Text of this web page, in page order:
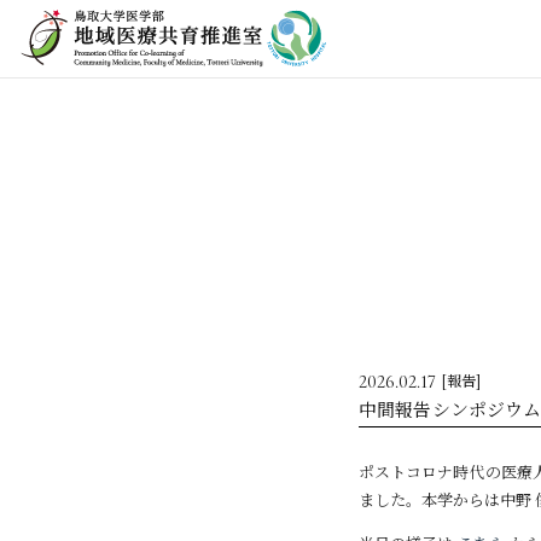
2026.02.17 [報告]
中間報告シンポジウ
ポストコロナ時代の医
ました。本学からは中野